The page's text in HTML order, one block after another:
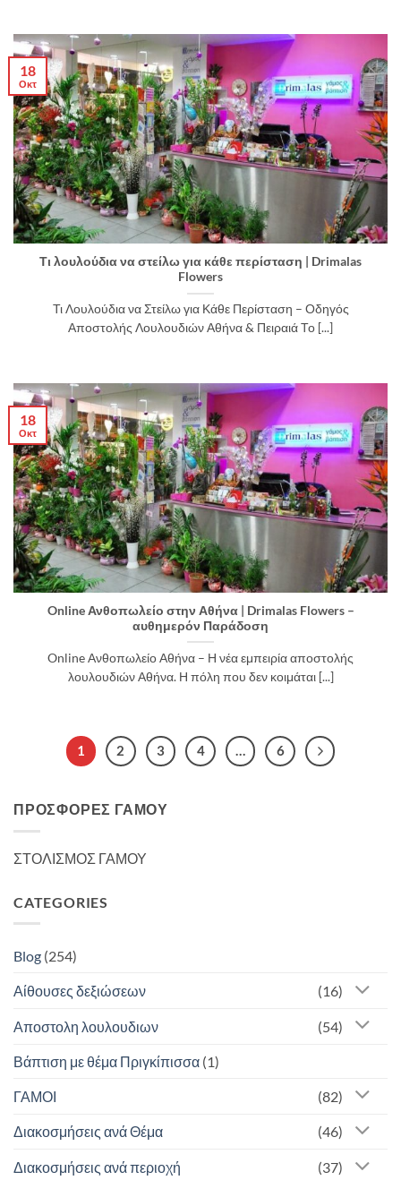
Τι λουλούδια να στείλω για κάθε περίσταση | Drimalas
Flowers
Τι Λουλούδια να Στείλω για Κάθε Περίσταση – Οδηγός
Αποστολής Λουλουδιών Αθήνα & Πειραιά Το [...]
18
Οκτ
Online Ανθοπωλείο στην Αθήνα | Drimalas Flowers –
αυθημερόν Παράδοση
Online Ανθοπωλείο Αθήνα – Η νέα εμπειρία αποστολής
λουλουδιών Αθήνα. Η πόλη που δεν κοιμάται [...]
18
Οκτ
1 2 3 4 … 6
ΠΡΟΣΦΟΡΈΣ ΓΆΜΟΥ
ΣΤΟΛΙΣΜΟΣ ΓΑΜΟΥ
CATEGORIES
Blog (254)
Αίθουσες δεξιώσεων (16)
Αποστολη λουλουδιων (54)
Βάπτιση με θέμα Πριγκίπισσα (1)
ΓΑΜΟΙ (82)
Διακοσμήσεις ανά Θέμα (46)
Διακοσμήσεις ανά περιοχή (37)